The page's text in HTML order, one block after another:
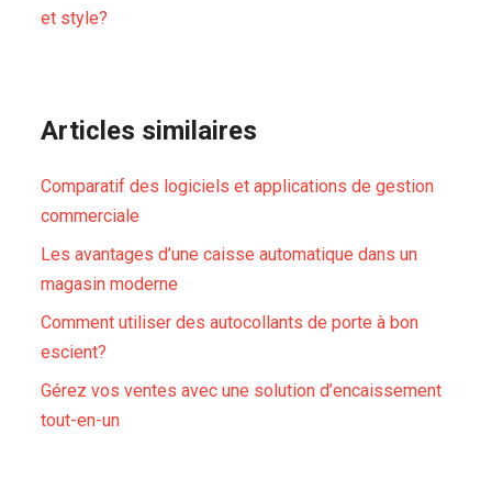
et style?
Articles similaires
Comparatif des logiciels et applications de gestion
commerciale
Les avantages d’une caisse automatique dans un
magasin moderne
Comment utiliser des autocollants de porte à bon
escient?
Gérez vos ventes avec une solution d’encaissement
tout-en-un